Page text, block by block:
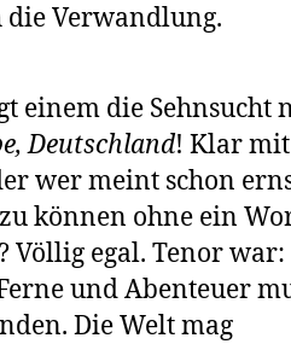
Verwandlung.
einem die Sehnsucht
Deutschland! Klar mit
wer meint schon
können ohne ein
Völlig egal. Tenor war:
und Abenteuer
Die Welt mag